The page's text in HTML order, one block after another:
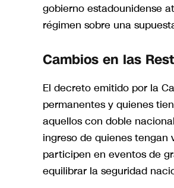
gobierno estadounidense
régimen sobre una
Cambios en las
El decreto emitido por la
permanentes y quienes
aquellos con doble
ingreso de quienes
participen en eventos de
equilibrar la seguridad